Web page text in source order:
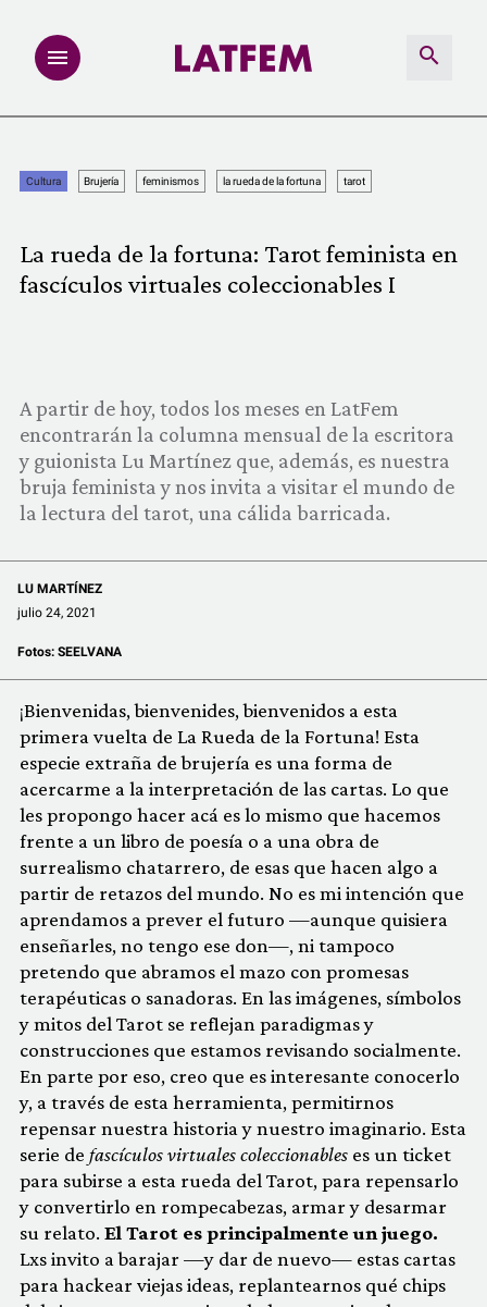
MULTIMEDIA
PRODUCTOS
COMUNIDAD
Cultura Brujería feminismos la rueda de la fortuna tarot
La rueda de la fortuna: Tarot feminista en
fascículos virtuales coleccionables I
A partir de hoy, todos los meses en LatFem
encontrarán la columna mensual de la escritora
y guionista Lu Martínez que, además, es nuestra
bruja feminista y nos invita a visitar el mundo de
la lectura del tarot, una cálida barricada.
LU MARTÍNEZ
julio 24, 2021
Fotos: SEELVANA
¡Bienvenidas, bienvenides, bienvenidos a esta
primera vuelta de La Rueda de la Fortuna! Esta
especie extraña de brujería es una forma de
acercarme a la interpretación de las cartas. Lo que
les propongo hacer acá es lo mismo que hacemos
frente a un libro de poesía o a una obra de
surrealismo chatarrero, de esas que hacen algo a
partir de retazos del mundo. No es mi intención que
aprendamos a prever el futuro —aunque quisiera
enseñarles, no tengo ese don—, ni tampoco
pretendo que abramos el mazo con promesas
terapéuticas o sanadoras. En las imágenes, símbolos
y mitos del Tarot se reflejan paradigmas y
construcciones que estamos revisando socialmente.
En parte por eso, creo que es interesante conocerlo
y, a través de esta herramienta, permitirnos
repensar nuestra historia y nuestro imaginario. Esta
serie de fascículos virtuales coleccionables es un ticket
para subirse a esta rueda del Tarot, para repensarlo
y convertirlo en rompecabezas, armar y desarmar
su relato. El Tarot es principalmente un juego.
Lxs invito a barajar —y dar de nuevo— estas cartas
para hackear viejas ideas, replantearnos qué chips